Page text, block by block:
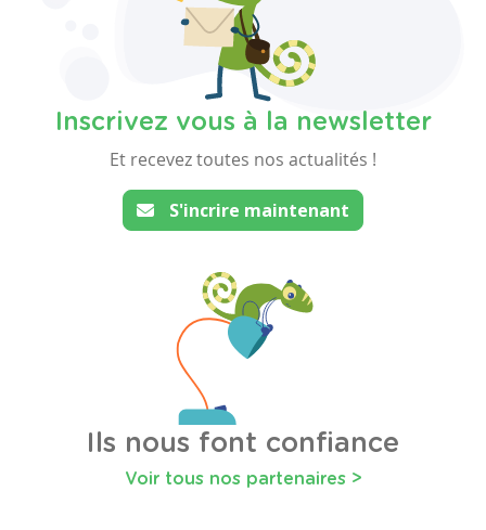
Inscrivez vous à la newsletter
Et recevez toutes nos actualités !
S'incrire maintenant
Ils nous font confiance
Voir tous nos partenaires >